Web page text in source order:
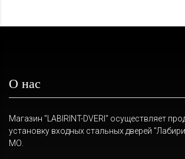
О нас
Магазин "LABIRINT-DVERI" осуществляет
установку входных стальных дверей
МО.